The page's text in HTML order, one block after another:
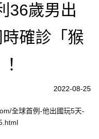
36歲男出
確診「猴
2022-08-25
全球首例-他出國玩5天-